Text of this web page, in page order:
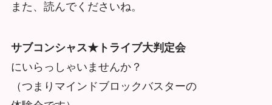
また、読んでくださいね。
サブコンシャス★トライブ大判定会
にいらっしゃいませんか？
（つまりマインドブロックバスターの